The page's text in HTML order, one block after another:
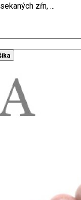
zŕn, ...